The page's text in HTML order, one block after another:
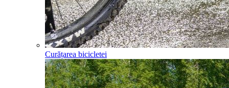
Curățarea bicicletei